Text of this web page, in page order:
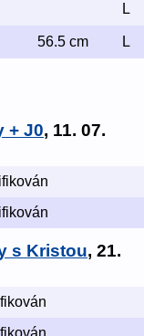
L
56.5 cm L
+ J0, 11. 07.
s Kristou, 21.